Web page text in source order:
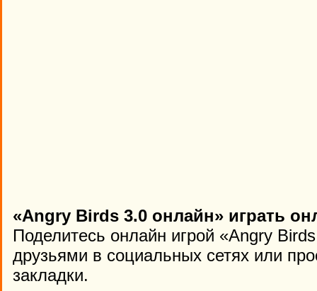
«Angry Birds 3.0 онлайн» играть
Поделитесь онлайн игрой «Angry
друзьями в социальных сетях или
закладки.